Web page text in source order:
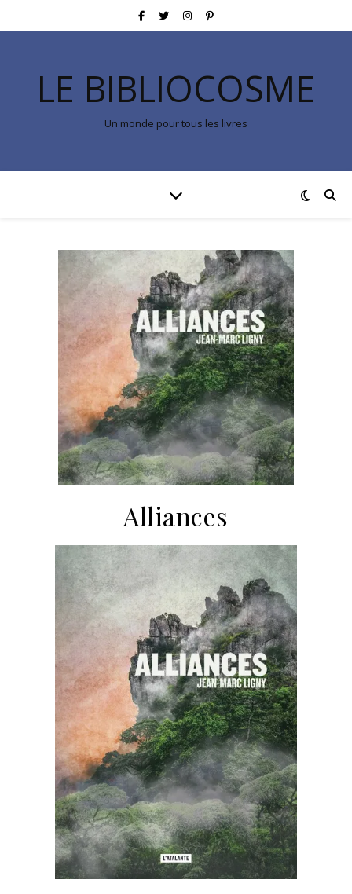
LE BIBLIOCOSME
Un monde pour tous les livres
Alliances